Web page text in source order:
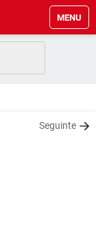
MENU
Seguinte